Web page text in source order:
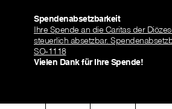
Spendenabsetzbarkeit
Ihre Spende an die Caritas der
steuerlich absetzbar.
SO-1118
Vielen Dank für Ihre Spende!